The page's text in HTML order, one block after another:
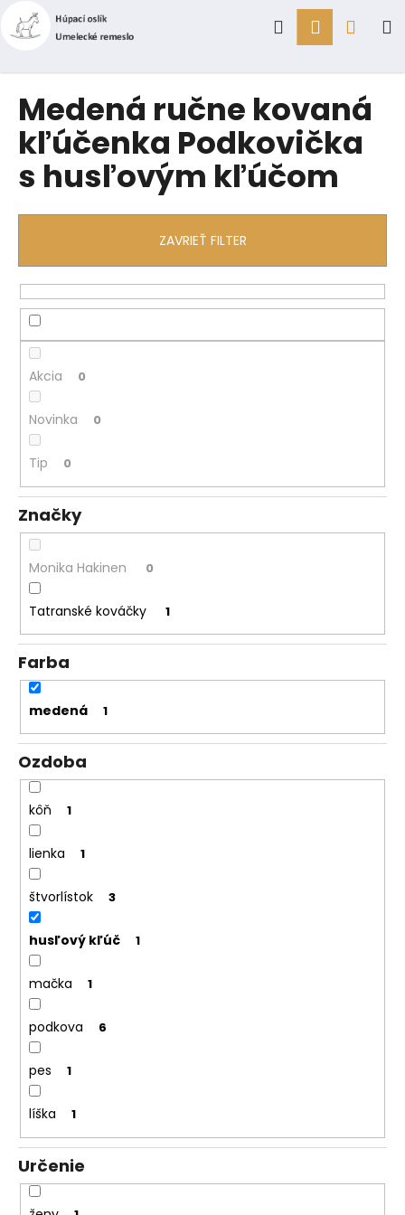
obsah
Hľadať
košík
Medená ručne kovaná
kľúčenka Podkovička
s husľovým kľúčom
ZAVRIEŤ FILTER
Akcia 0
Novinka 0
Tip 0
Značky
Monika Hakinen 0
Tatranské kováčky 1
Farba
medená 1
Ozdoba
kôň 1
lienka 1
štvorlístok 3
husľový kľúč 1
mačka 1
podkova 6
pes 1
líška 1
Určenie
o
í
Späť
Späť
Č
o
p
o
t
r
b
u
j
e
e
n
á
ť
?
HĽADAŤ
O
d
p
o
r
ú
a
m